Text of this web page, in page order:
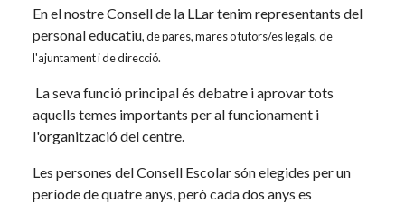
En el nostre Consell de la LLar tenim representants del
personal educatiu, de pares, mares o tutors/es legals, de
l'ajuntament i de direcció.
La seva funció principal és debatre i aprovar tots
aquells temes importants per al funcionament i
l'organització del centre.
Les persones del Consell Escolar són elegides per un
període de quatre anys, però cada dos anys es